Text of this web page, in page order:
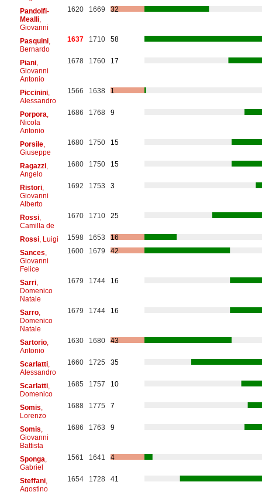
Pandolfi-
Mealli,
Giovanni
1620 1669 32
Pasquini,
Bernardo
1637 1710 58
Piani,
Giovanni
Antonio
1678 1760 17
Piccinini,
Alessandro
1566 1638 1
Porpora
Nicola
Antonio
1686 1768 9
Porsile,
Giuseppe
1680 1750 15
Ragazzi,
Angelo
1680 1750 15
Ristori,
Giovanni
Alberto
1692 1753 3
Rossi,
Camilla de
1670 1710 25
Rossi, Luigi 1598 1653
16
Sances
Giovanni
Felice
1600 1679 42
Sarri,
Domenico
Natale
1679 1744 16
Sarro,
Domenico
Natale
1679 1744 16
Sartorio,
Antonio
1630 1680 43
Scarlatti,
Alessandro
1660 1725 35
Scarlatti,
Domenico
1685 1757 10
Somis
Lorenzo
1688 1775 7
Somis
Giovanni
Battista
1686 1763 9
Sponga
Gabriel
1561 1641 4
Steffani,
Agostino
1654 1728 41